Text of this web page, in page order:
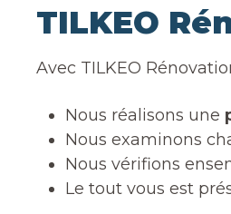
TILKEO
Avec TILKEO
Nous réalisons une
Nous examinons
Nous vérifions
Le tout vous est